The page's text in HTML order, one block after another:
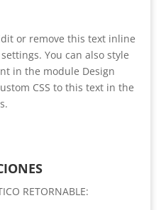
or remove this text inline
You can also style
in the module Design
CSS to this text in the
RETORNABLE: